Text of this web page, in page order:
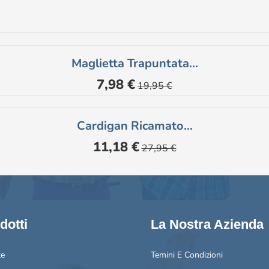
Maglietta Trapuntata...
Prezzo
7,98 € Prezzo
base
19,95 €
Cardigan Ricamato...
Prezzo
11,18 € Prezzo
base
27,95 €
La Nostra Azienda
Temini E Condizioni